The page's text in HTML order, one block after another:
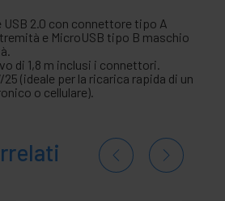
2.0 con connettore tipo A
e MicroUSB tipo B maschio
di 1,8 m inclusi i connettori.
25 (ideale per la ricarica rapida di un
o cellulare).